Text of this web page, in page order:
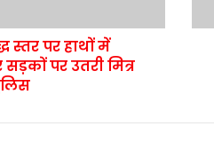
स्तर पर हाथों में
पर उतरी मित्र